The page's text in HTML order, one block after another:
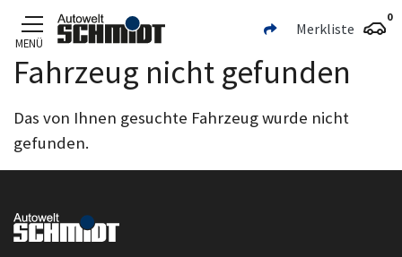
Zum Hauptinhalt
MENÜ
Merkliste
0
Fahrzeug nicht gefunden
Das von Ihnen gesuchte Fahrzeug wurde nicht
gefunden.